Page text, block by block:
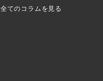
全てのコラムを見る